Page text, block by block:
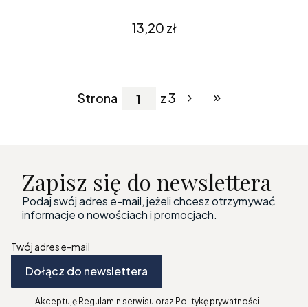
Cena
13,20 zł
Strona z 3 Przejdź do
Zapisz się do newslettera
Podaj swój adres e-mail, jeżeli chcesz otrzymywać
informacje o nowościach i promocjach.
Twój adres e-mail
Dołącz do newslettera
Akceptuję Regulamin serwisu oraz Politykę prywatności.